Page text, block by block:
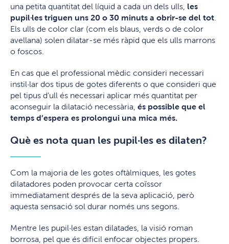
una petita quantitat del líquid a cada un dels ulls, les
pupil·les triguen uns 20 o 30 minuts a obrir-se del tot
Els ulls de color clar (com els blaus, verds o de color
avellana) solen dilatar-se més ràpid que els ulls marrons
o foscos.
En cas que el professional mèdic consideri necessari
instil·lar dos tipus de gotes diferents o que consideri que
pel tipus d’ull és necessari aplicar més quantitat per
aconseguir la dilatació necessària, és possible que el
temps d’espera es prolongui una mica més.
Què es nota quan les pupil·les es dilaten?
Com la majoria de les gotes oftàlmiques, les gotes
dilatadores poden provocar certa coïssor
immediatament després de la seva aplicació, però
aquesta sensació sol durar només uns segons.
Mentre les pupil·les estan dilatades, la visió roman
borrosa, pel que és difícil enfocar objectes propers.